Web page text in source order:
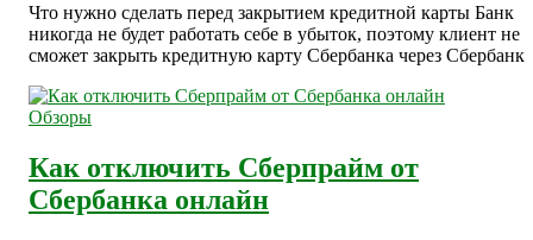
Что нужно сделать перед закрытием кредитной карты Банк
никогда не будет работать себе в убыток, поэтому клиент не
сможет закрыть кредитную карту Сбербанка через Сбербанк
Обзоры
Как отключить Сберпрайм от
Сбербанка онлайн